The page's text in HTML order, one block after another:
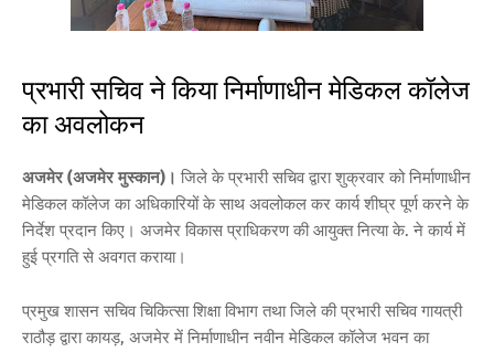
प्रभारी सचिव ने किया निर्माणाधीन मेडिकल कॉलेज
का अवलोकन
अजमेर (अजमेर मुस्कान)। जिले के प्रभारी सचिव द्वारा शुक्रवार को निर्माणाधीन
मेडिकल कॉलेज का अधिकारियों के साथ अवलोकल कर कार्य शीघ्र पूर्ण करने के
निर्देश प्रदान किए। अजमेर विकास प्राधिकरण की आयुक्त नित्या के. ने कार्य में
हुई प्रगति से अवगत कराया।
प्रमुख शासन सचिव चिकित्सा शिक्षा विभाग तथा जिले की प्रभारी सचिव गायत्री
राठौड़ द्वारा कायड़, अजमेर में निर्माणाधीन नवीन मेडिकल कॉलेज भवन का